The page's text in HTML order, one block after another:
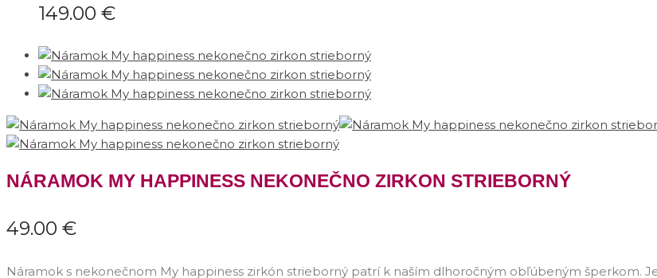
149.00 €
NÁRAMOK MY HAPPINESS NEKONEČNO ZIRKON STRIEBORNÝ
49.00 €
Náramok s nekonečnom My happiness zirkón strieborný patrí k naším dlhoročným obľúbeným šperkom.